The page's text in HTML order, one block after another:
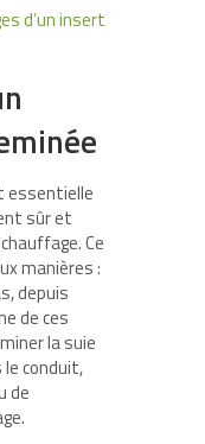
d’un insert
essentielle
sûr et
Ce
manières :
depuis
de ces
la suie
conduit,
de